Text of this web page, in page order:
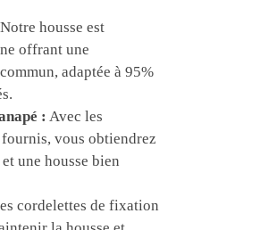
Notre housse est
offrant une
adaptée à 95%
: Avec les
vous obtiendrez
une housse bien
cordelettes de fixation